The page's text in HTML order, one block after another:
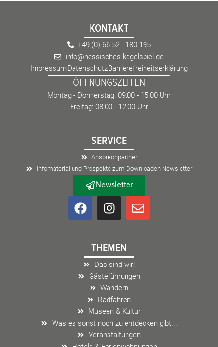
KONTAKT
+49 (0) 66 52 - 180-195
info@hessisches-kegelspiel.de
ImpressumDatenschutzBarrierefreiheitserklärung
ÖFFNUNGSZEITEN
Montag - Donnerstag: 09:00 - 15:00 Uhr
Freitag: 08:00 - 12:00 Uhr
SERVICE
Ansprechpartner
Infomaterial und Prospekte zum Downloaden Newsletter
Newsletter
F
a
o
o
I
n
a
g
r
a
m
E
n
p
THEMEN
Das sind wir!
Gästeführungen
Wandern
Radfahren
Museen & Kultur
Was es sonst noch zu entdecken gibt...
Veranstaltungen